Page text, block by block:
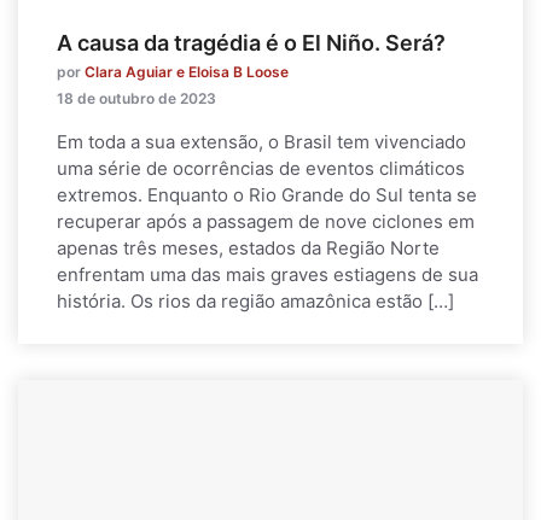
A causa da tragédia é o El Niño. Será?
por Clara Aguiar e Eloisa B Loose
18 de outubro de 2023
Em toda a sua extensão, o Brasil tem vivenciado
uma série de ocorrências de eventos climáticos
extremos. Enquanto o Rio Grande do Sul tenta se
recuperar após a passagem de nove ciclones em
apenas três meses, estados da Região Norte
enfrentam uma das mais graves estiagens de sua
história. Os rios da região amazônica estão […]